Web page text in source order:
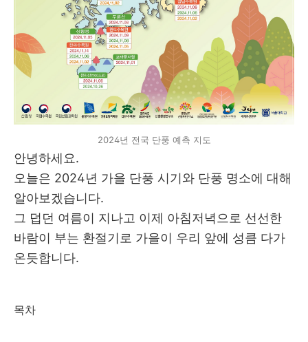
2024년 전국 단풍 예측 지도
안녕하세요.
오늘은 2024년 가을 단풍 시기와 단풍 명소에 대해
알아보겠습니다.
그 덥던 여름이 지나고 이제 아침저녁으로 선선한
바람이 부는 환절기로 가을이 우리 앞에 성큼 다가
온듯합니다.
목차